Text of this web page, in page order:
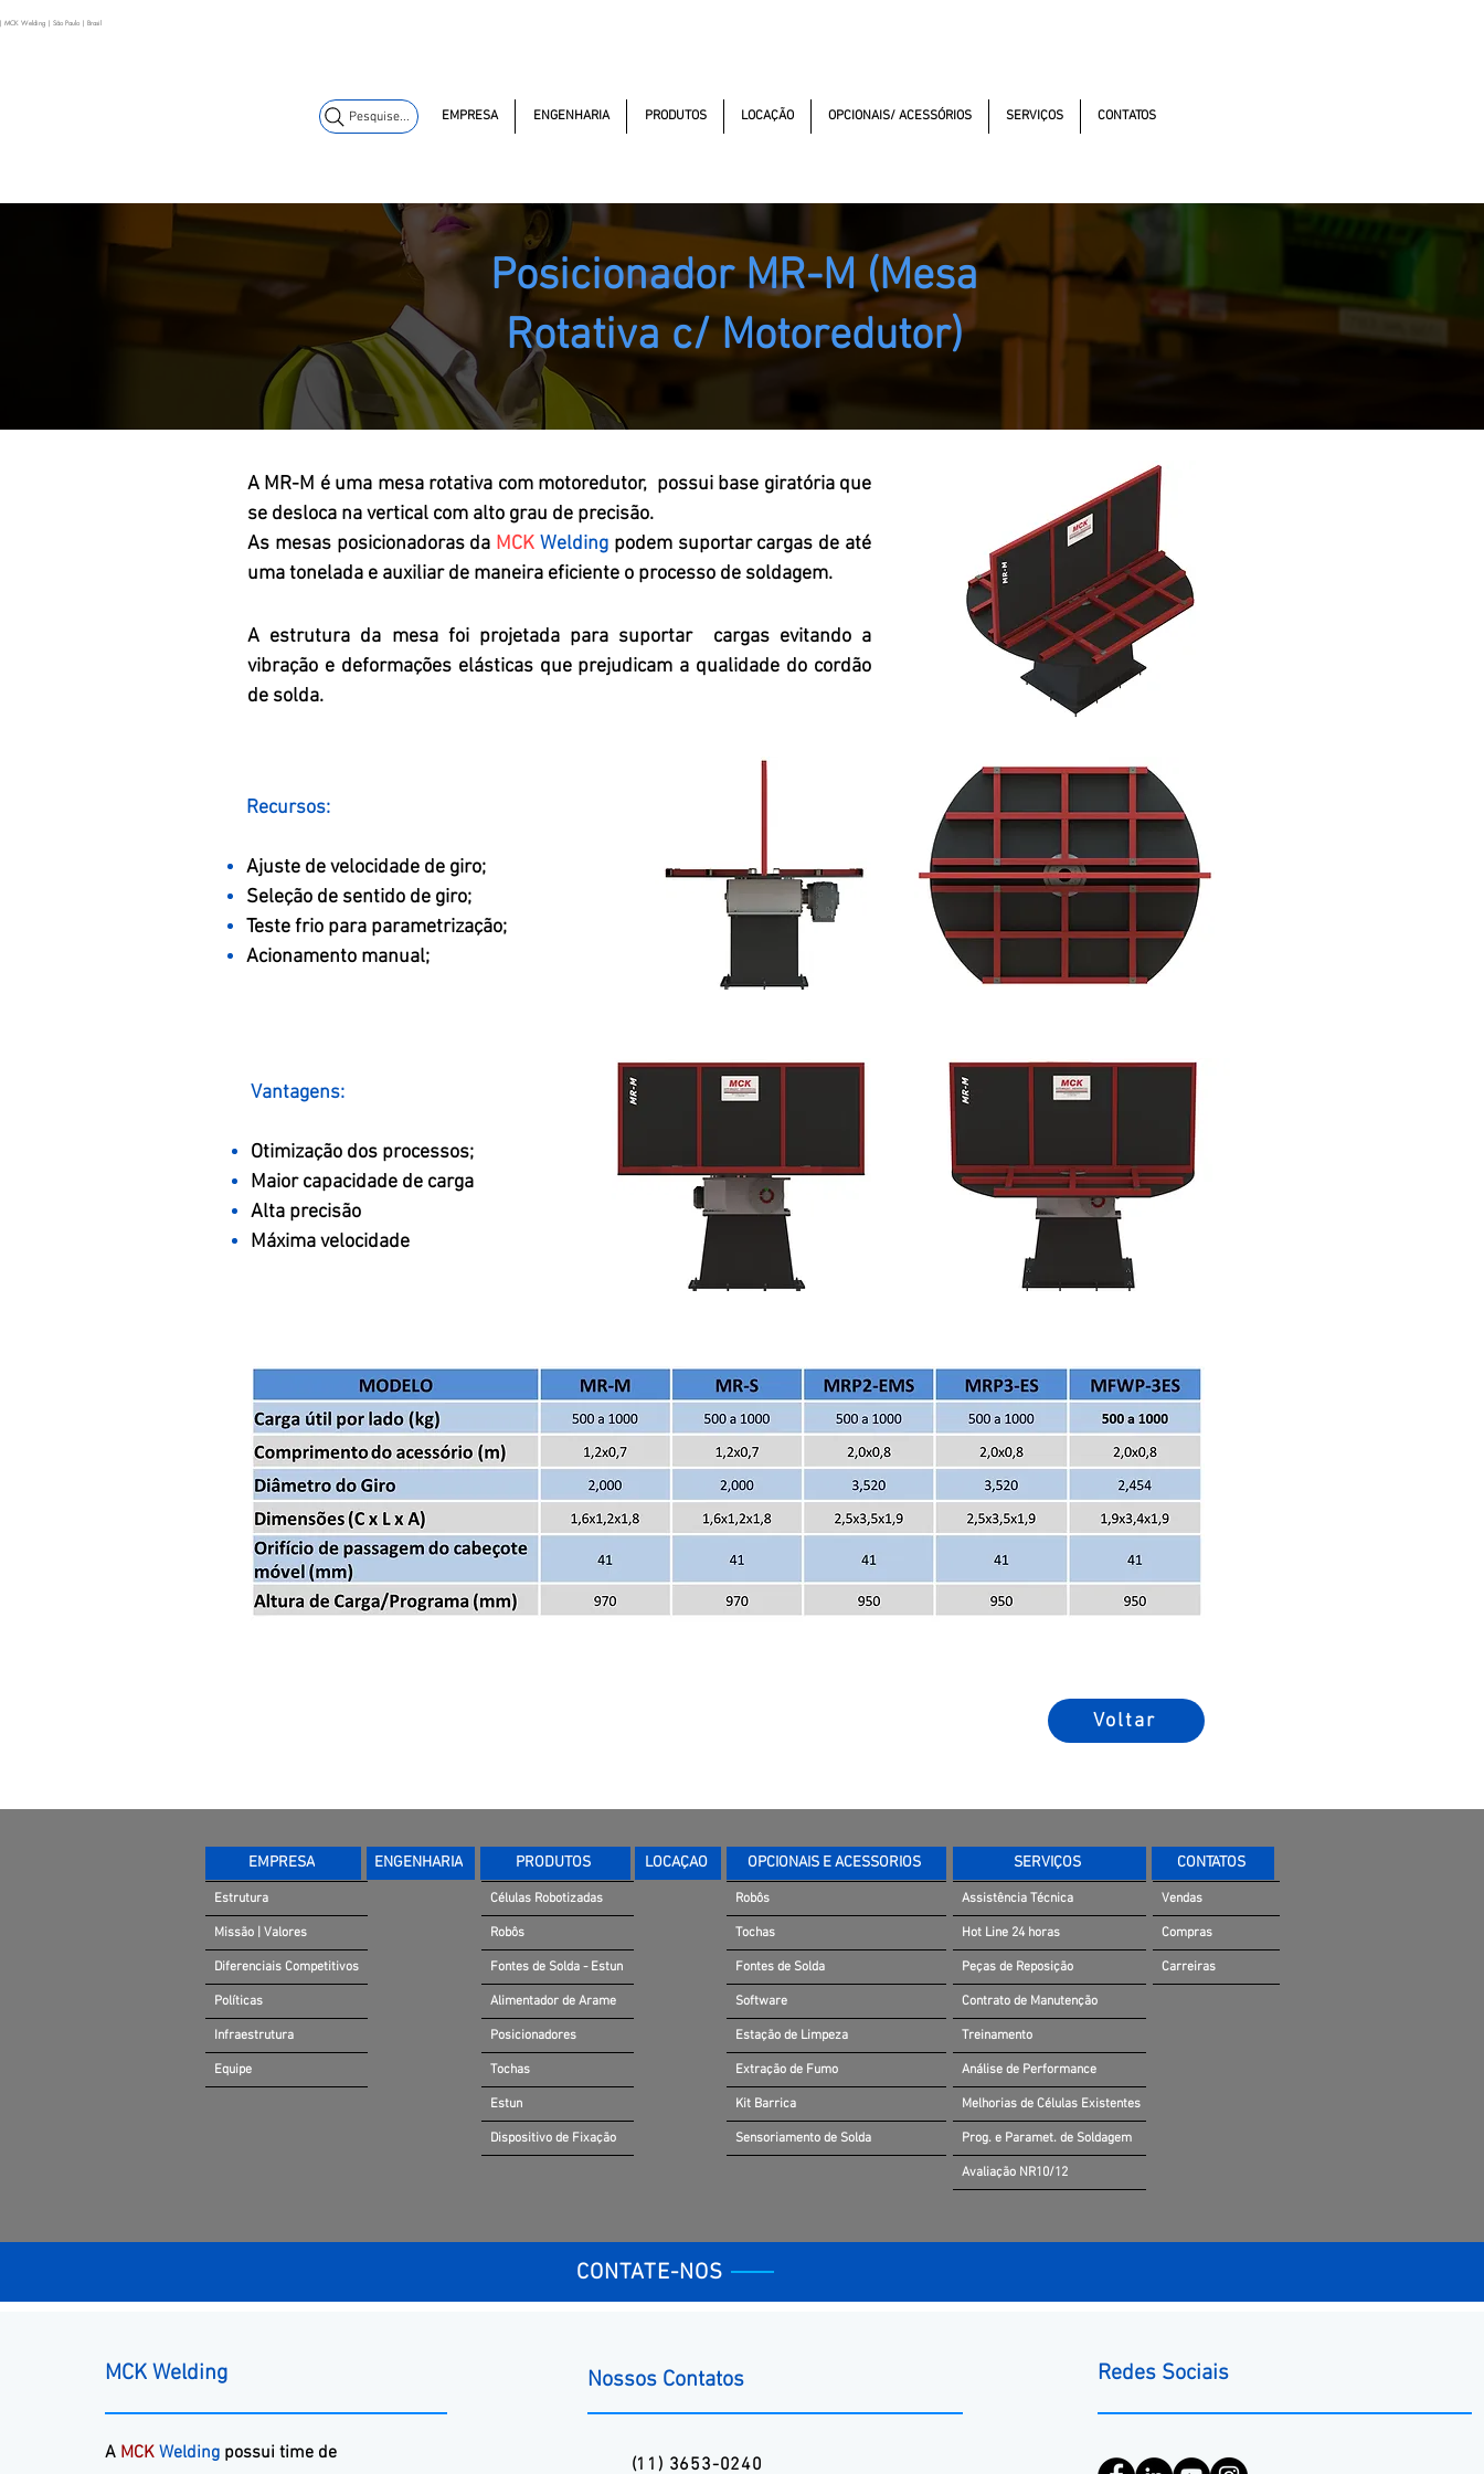
Pesquise... EMPRESA ENGENHARIA PRODUTOS LOCAÇÃO OPCIONAIS/ ACESSÓRIOS SERVIÇOS CONTATOS
MCK Welding | São Paulo | Brasil
Posicionador MR-M (Mesa
Rotativa c/ Motoredutor)
A MR-M é uma mesa rotativa com motoredutor, possui base giratória que
se desloca na vertical com alto grau de precisão.
As mesas posicionadoras da MCK Welding podem suportar cargas de até
uma tonelada e auxiliar de maneira eficiente o processo de soldagem.
A estrutura da mesa foi projetada para suportar cargas evitando a
vibração e deformações elásticas que prejudicam a qualidade do cordão
de solda.
Recursos:
Ajuste de velocidade de giro;
Seleção de sentido de giro;
Teste frio para parametrização;
Acionamento manual;
Vantagens:
Otimização dos processos;
Maior capacidade de carga
Alta precisão
Máxima velocidade
Voltar
EMPRESA ENGENHARIA
Estrutura
Missão | Valores
Diferenciais Competitivos
Políticas
Infraestrutura
Equipe
PRODUTOS LOCAÇÃO
Células Robotizadas
Robôs
Fontes de Solda - Estun
Alimentador de Arame
Posicionadores
Tochas
Estun
Dispositivo de Fixação
OPCIONAIS E ACESSÓRIOS
Robôs
Tochas
Fontes de Solda
Software
Estação de Limpeza
Extração de Fumo
Kit Barrica
Sensoriamento de Solda
SERVIÇOS
Assistência Técnica
Hot Line 24 horas
Peças de Reposição
Contrato de Manutenção
Treinamento
Análise de Performance
Melhorias de Células Existentes
Prog. e Paramet. de Soldagem
Avaliação NR10/12
CONTATOS
Vendas
Compras
Carreiras
CONTATE-NOS
MCK Welding
A MCKWelding possui time de
Nossos Contatos
(11) 3653-0240
Redes Sociais